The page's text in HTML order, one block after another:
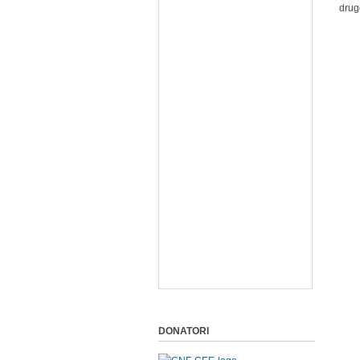
DONATORI